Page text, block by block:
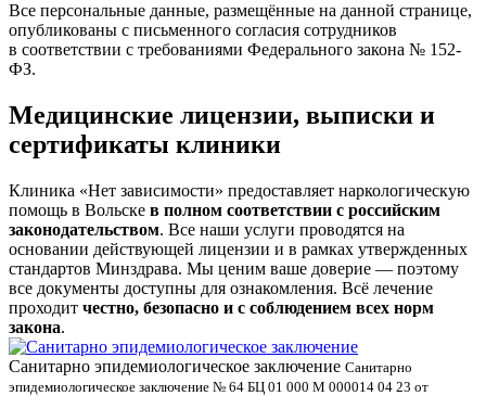
Все персональные данные, размещённые на данной странице,
опубликованы с письменного согласия сотрудников
в соответствии с требованиями Федерального закона № 152-
ФЗ.
Медицинские лицензии, выписки и
сертификаты клиники
Клиника «Нет зависимости» предоставляет наркологическую
помощь в Вольске в полном соответствии с российским
законодательством. Все наши услуги проводятся на
основании действующей лицензии и в рамках утвержденных
стандартов Минздрава. Мы ценим ваше доверие — поэтому
все документы доступны для ознакомления. Всё лечение
проходит честно, безопасно и с соблюдением всех норм
закона.
Санитарно эпидемиологическое заключение Санитарно
эпидемиологическое заключение № 64 БЦ 01 000 М 000014 04 23 от